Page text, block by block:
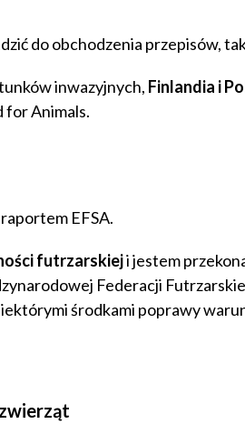
do obchodzenia przepisów,
inwazyjnych, Finlandia i
for Animals.
EFSA.
futrzarskieji jestem
Federacji
środkami poprawy